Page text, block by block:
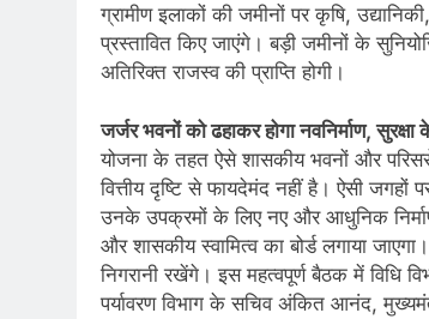
ग्रामीण इलाकों की जमीनों पर कृषि,
प्रस्तावित किए जाएंगे। बड़ी जमीनों के
अतिरिक्त राजस्व की प्राप्ति होगी।
जर्जर भवनों को ढहाकर होगा नवनिर्माण,
योजना के तहत ऐसे शासकीय भवनों और
वित्तीय दृष्टि से फायदेमंद नहीं है। ऐसी
उनके उपक्रमों के लिए नए और आधुनिक
और शासकीय स्वामित्व का बोर्ड लगाया
निगरानी रखेंगे। इस महत्वपूर्ण बैठक में विधि
पर्यावरण विभाग के सचिव अंकित आनंद,